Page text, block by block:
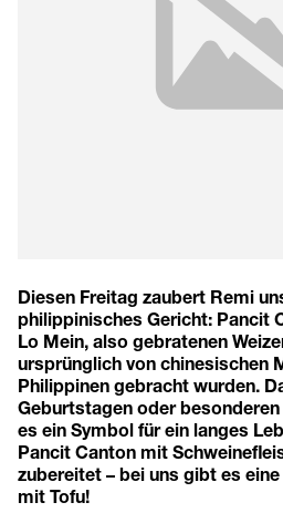
Diesen Freitag zaubert Remi
philippinisches Gericht: Pancit
Lo Mein, also gebratenen
ursprünglich von chinesischen
Philippinen gebracht wurden.
Geburtstagen oder
es ein Symbol für ein langes
Pancit Canton mit
zubereitet – bei uns gibt es
mit Tofu!